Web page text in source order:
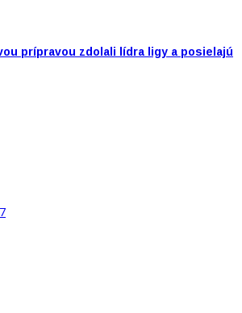
prípravou zdolali lídra ligy a posielajú